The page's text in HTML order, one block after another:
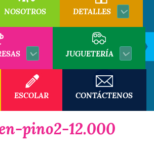
NOSOTROS DETALLES
JUGUETERÍA
ESCOLAR CONTÁCTENOS
pino2-12.000